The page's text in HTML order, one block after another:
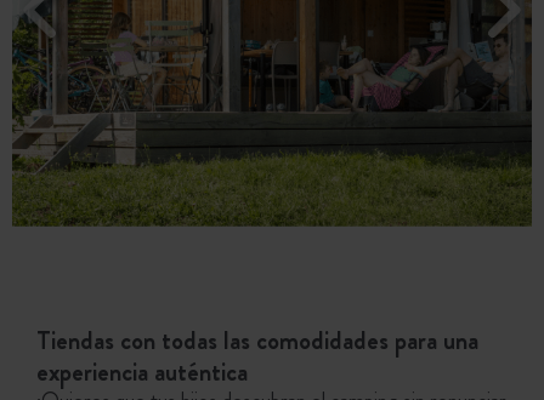
Tiendas con todas las comodidades para una
experiencia auténtica